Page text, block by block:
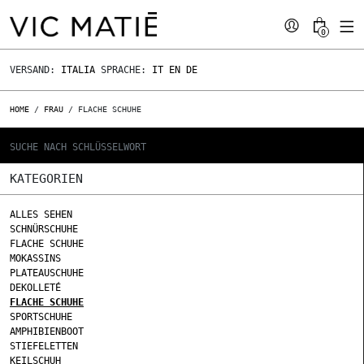
0
VERSAND: ITALIA SPRACHE: IT EN DE
HOME / FRAU / FLACHE SCHUHE
KATEGORIEN
ALLES SEHEN
SCHNÜRSCHUHE
FLACHE SCHUHE
MOKASSINS
PLATEAUSCHUHE
DEKOLLETÉ
FLACHE SCHUHE
SPORTSCHUHE
AMPHIBIENBOOT
STIEFELETTEN
KEILSCHUH